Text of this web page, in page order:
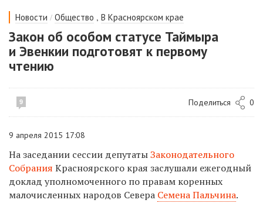
Новости / Общество , В Красноярском крае
Закон об особом статусе Таймыра
и Эвенкии подготовят к первому
чтению
9 Поделиться 0
9 апреля 2015 17:08
На заседании сессии депутатыЗаконодательного
Собрания Красноярского края заслушали ежегодный
доклад уполномоченного по правам коренных
малочисленных народов Севера Семена Пальчина.